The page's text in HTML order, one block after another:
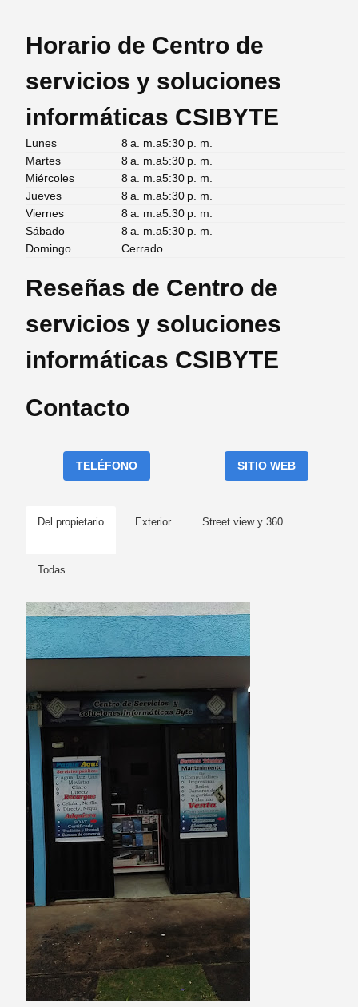
Horario de Centro de
servicios y soluciones
informáticas CSIBYTE
Lunes
8 a. m.a5:30 p. m.
Martes
8 a. m.a5:30 p. m.
Miércoles
8 a. m.a5:30 p. m.
Jueves
8 a. m.a5:30 p. m.
Viernes
8 a. m.a5:30 p. m.
Sábado
8 a. m.a5:30 p. m.
Domingo
Cerrado
Reseñas de Centro de
servicios y soluciones
informáticas CSIBYTE
Contacto
TELÉFONO SITIO WEB
Del propietario Exterior Street view y 360
Todas